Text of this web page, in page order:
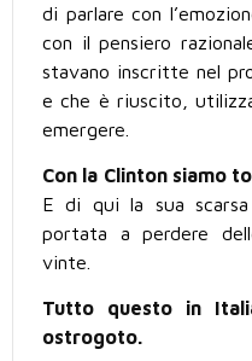
di parlare con
con il pensiero
stavano inscritte nel
e che è riuscito,
emergere.
Con la Clinton siamo
E di qui la sua
portata a perdere
vinte.
Tutto questo in
ostrogoto.